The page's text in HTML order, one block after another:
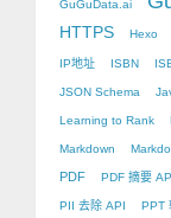
GuGuData.ai
HTTPS Hexo
IP地址 ISBN
JSON Schema
Learning to Rank
Markdown
PDF PDF 摘要
PII 去除 API PPT